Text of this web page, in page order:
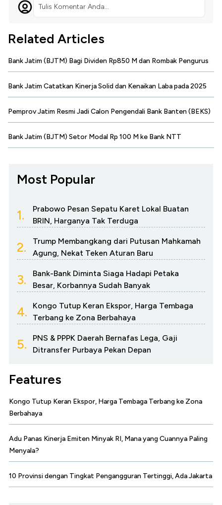
Tulis Komentar Anda...
Related Articles
Bank Jatim (BJTM) Bagi Dividen Rp850 M dan Rombak Pengurus
Bank Jatim Catatkan Kinerja Solid dan Kenaikan Laba pada 2025
Pemprov Jatim Resmi Jadi Calon Pengendali Bank Banten (BEKS)
Bank Jatim (BJTM) Setor Modal Rp 100 M ke Bank NTT
Most Popular
1.
Prabowo Pesan Sepatu Karet Lokal Buatan
BRIN, Harganya Tak Terduga
2.
Trump Membangkang dari Putusan Mahkamah
Agung, Nekat Teken Aturan Baru
3.
Bank-Bank Diminta Siaga Hadapi Petaka
Besar, Korbannya Sudah Banyak
4.
Kongo Tutup Keran Ekspor, Harga Tembaga
Terbang ke Zona Berbahaya
5.
PNS & PPPK Daerah Bernafas Lega, Gaji
Ditransfer Purbaya Pekan Depan
Features
Kongo Tutup Keran Ekspor, Harga Tembaga Terbang ke Zona
Berbahaya
Adu Panas Kinerja Emiten Minyak RI, Mana yang Cuannya Paling
Menyala?
10 Provinsi dengan Tingkat Pengangguran Tertinggi, Ada Jakarta